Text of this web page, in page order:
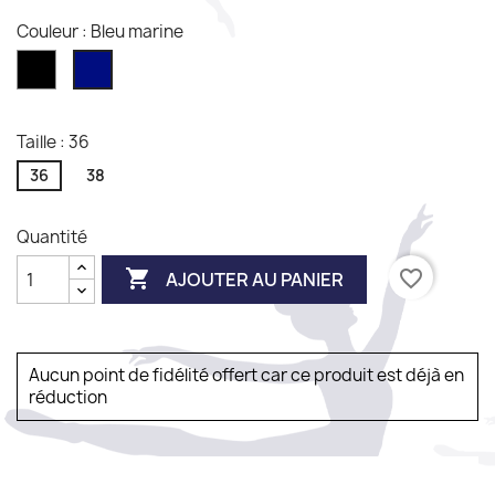
Couleur : Bleu marine
marine
Taille : 36
36 38
Quantité
 AJOUTER AU PANIER favorite_border
Aucun point de fidélité offert car ce produit est déjà en
réduction